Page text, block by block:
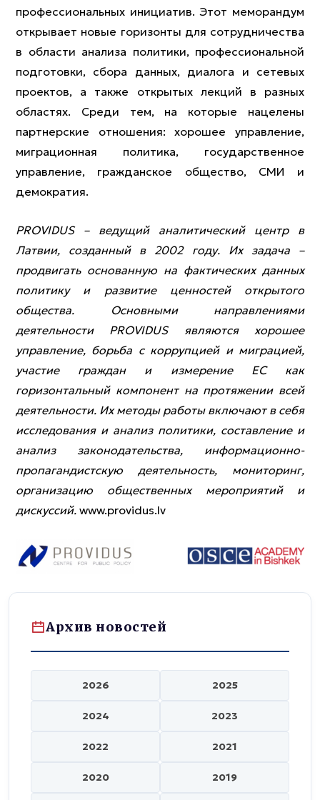
профессиональных инициатив. Этот меморандум
открывает новые горизонты для сотрудничества
в области анализа политики, профессиональной
подготовки, сбора данных, диалога и сетевых
проектов, а также открытых лекций в разных
областях. Среди тем, на которые нацелены
партнерские отношения: хорошее управление,
миграционная политика, государственное
управление, гражданское общество, СМИ и
демократия.
PROVIDUS – ведущий аналитический центр в
Латвии, созданный в 2002 году. Их задача –
продвигать основанную на фактических данных
политику и развитие ценностей открытого
общества. Основными направлениями
деятельности PROVIDUS являются хорошее
управление, борьба с коррупцией и миграцией,
участие граждан и измерение ЕС как
горизонтальный компонент на протяжении всей
деятельности. Их методы работы включают в себя
исследования и анализ политики, составление и
анализ законодательства, информационно-
пропагандистскую деятельность, мониторинг,
организацию общественных мероприятий и
дискуссий. www.providus.lv
Архив новостей
2026 2025
2024 2023
2022 2021
2020 2019